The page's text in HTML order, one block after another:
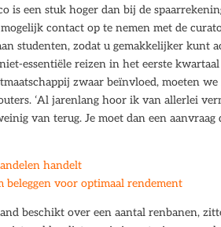
is een stuk hoger dan bij de
contact op te nemen met de
studenten, zodat u gemakkelijker kunt
essentiële reizen in het eerste
zwaar beïnvloed, moeten
‘Al jarenlang hoor ik van allerlei
van terug. Je moet dan een
handelt
beleggen voor optimaal rendement
beschikt over een aantal renbanen,